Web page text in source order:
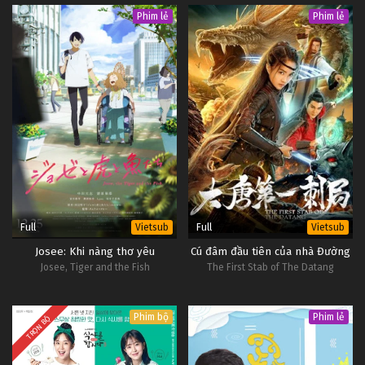
Phim lẻ
Full Vietsub
Josee: Khi nàng thơ yêu
Josee, Tiger and the Fish
Phim lẻ
Full Vietsub
Cú đâm đầu tiên của nhà Đường
The First Stab of The Datang
TRỌN BỘ Phim bộ Phim lẻ